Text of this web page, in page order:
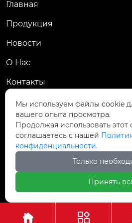
Главная
Продукция
Новости
О Hас
Контакты
Контакты

Пров. Хэнань, г. Цзяоцзо,
Чжаньдянь, ул.
+86-18237110602
Авторское право©АО
 
Мы используем файлы cookie
вашего опыта просмотра.
Продолжая использовать этот
соглашаетесь с нашей
конфиденциальности.
Только
Принять